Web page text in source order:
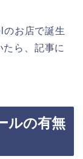
お店で誕生
ら、記事に
ルの有無